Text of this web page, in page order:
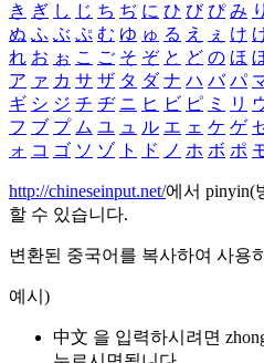
き ぎ し じ ち ぢ に ひ び ぴ み り
ぬ ふ ぶ ぷ む ゆ ゅ る え ぇ け
れ お ぉ こ ご そ ぞ と ど の ほ
ア ァ カ サ ザ タ ダ ナ ハ バ パ
ギ シ ジ チ ヂ ニ ヒ ビ ピ ミ リ
フ ブ プ ム ユ ュ ル エ ェ ケ ゲ
ォ コ ゴ ソ ゾ ト ド ノ ホ ボ ポ
http://chineseinput.net/에서 pinyin(
할 수 있습니다.
변환된 중국어를 복사하여 사용
예시)
中文 을 입력하시려면